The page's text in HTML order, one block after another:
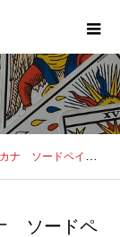
正位置・逆位置の意味と効果的な占い方法
ソードペ